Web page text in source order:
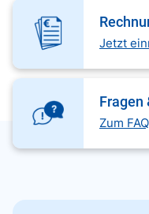
Jetzt
Fragen
Zum